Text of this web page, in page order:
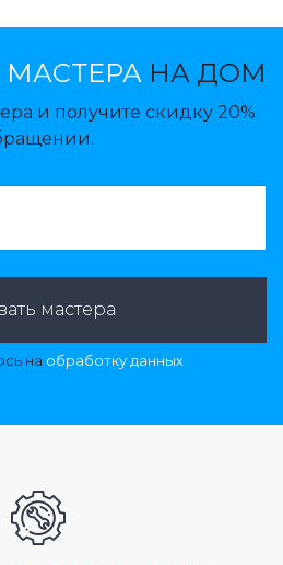
МАСТЕРА НА ДОМ
и получите скидку 20%
мастера
на обработку данных